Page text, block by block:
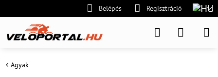
Belépés Regisztráció
Agyak